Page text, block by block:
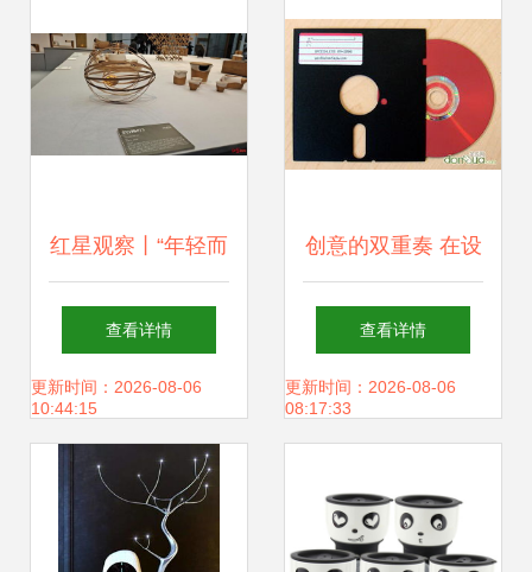
红星观察丨“年轻而
国际”的竹子 数千
上万元的文玩扇，
超一半买家竟是
80、90后
查看详情
更新时间：2026-08-06
10:44:15
创意的双重奏 在设
计中持续迸发灵感
查看详情
更新时间：2026-08-06
08:17:33